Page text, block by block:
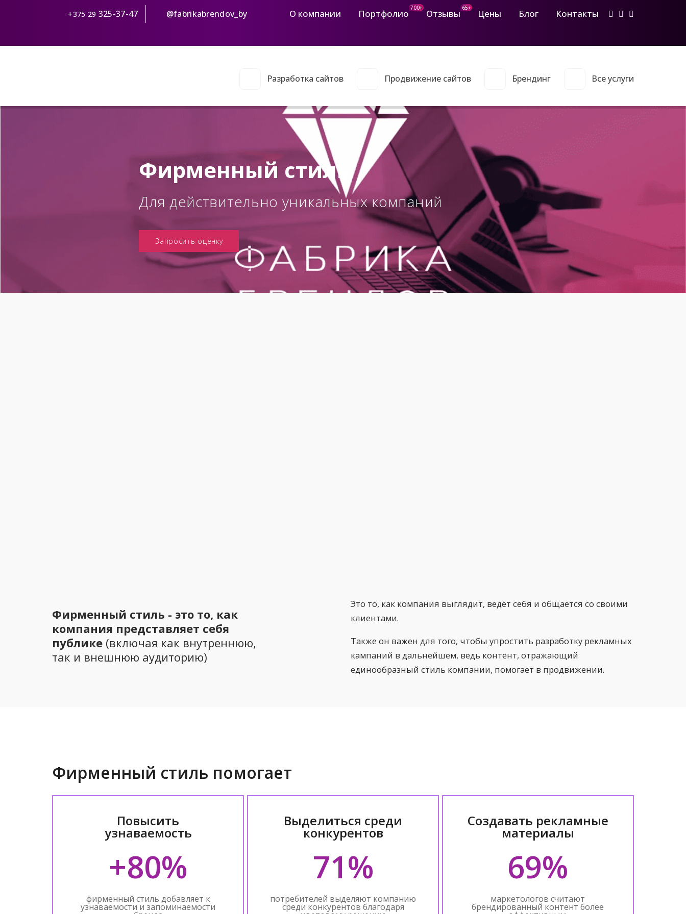
+375 29 325-37-47 @fabrikabrendov_by О компании Портфолио 700+ Отзывы 65+ Цены Блог Контакты
Разработка сайтов Продвижение сайтов Брендинг Все услуги
Фирменный стиль
Для действительно уникальных компаний
Запросить оценку
Фирменный стиль - это то, как
компания представляет себя
публике (включая как внутреннюю,
так и внешнюю аудиторию)
Это то, как компания выглядит, ведёт себя и общается со своими
клиентами.
Также он важен для того, чтобы упростить разработку рекламных
кампаний в дальнейшем, ведь контент, отражающий
единообразный стиль компании, помогает в продвижении.
Фирменный стиль помогает
Повысить
узнаваемость
+80%
фирменный стиль добавляет к
узнаваемости и запоминаемости
Выделиться среди
конкурентов
71%
потребителей выделяют компанию
среди конкурентов благодаря
Создавать рекламные
материалы
69%
маркетологов считают
брендированный контент более